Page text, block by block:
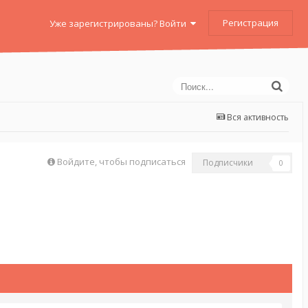
Уже зарегистрированы? Войти Регистрация
Вся активность
Войдите, чтобы подписаться Подписчики 0